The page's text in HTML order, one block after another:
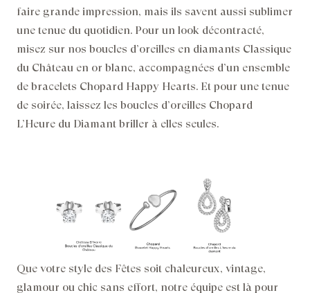
faire grande impression, mais ils savent aussi sublimer
une tenue du quotidien. Pour un look décontracté,
misez sur nos boucles d’oreilles en diamants Classique
du Château en or blanc, accompagnées d’un ensemble
de bracelets Chopard Happy Hearts. Et pour une tenue
de soirée, laissez les boucles d’oreilles Chopard
L’Heure du Diamant briller à elles seules.
Que votre style des Fêtes soit chaleureux, vintage,
glamour ou chic sans effort, notre équipe est là pour